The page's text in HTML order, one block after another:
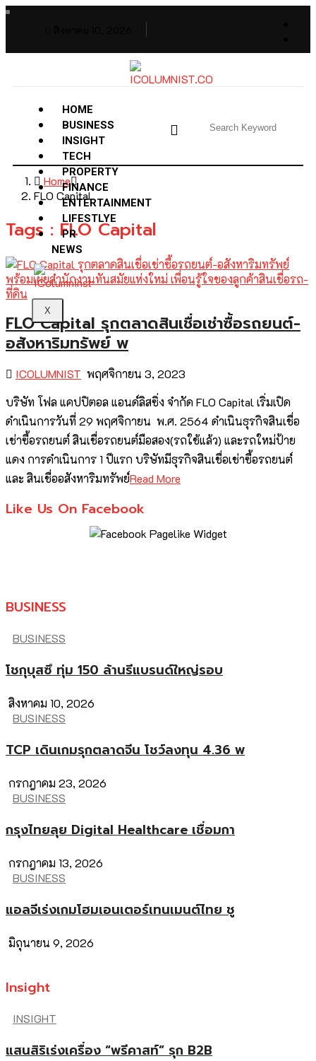
HOME
BUSINESS
INSIGHT
TECH
PROPERTY
FINANCE
ENTERTAINMENT
LIFESTLYE
PR
NEWS
X
Home
FLO Capital
Tags : FLO Capital
FLO Capital รุกตลาดสินเชื่อเช่าซื้อรถยนต์-
อสังหาริมทรัพย์ พ
ICOLUMNIST พฤศจิกายน 3, 2023
บริษัท โฟล แคปปิตอล แอนด์ลิสซิ่ง จำกัด FLO Capital เริ่มเปิด
ดำเนินการวันที่ 29 พฤศจิกายน พ.ศ. 2564 ดำเนินธุรกิจสินเชื่อ
เช่าซื้อรถยนต์ สินเชื่อรถยนต์มือสอง(รถใช้แล้ว) และรถใหม่ป้าย
แดง การดำเนินการ 1 ปีแรก บริษัทมีธุรกิจสินเชื่อเช่าซื้อรถยนต์
และ สินเชื่ออสังหาริมทรัพย์Read More
Like Us On Facebook
BUSINESS
BUSINESS
โชกุบุสซึ ทุ่ม 150 ล้านรีแบรนด์ใหญ่รอบ
สิงหาคม 10, 2026
BUSINESS
TCP เดินเกมรุกตลาดจีน โชว์ลงทุน 4.36 พ
กรกฎาคม 23, 2026
BUSINESS
กรุงไทยลุย Digital Healthcare เชื่อมกา
กรกฎาคม 13, 2026
BUSINESS
แอลจีเร่งเกมโฮมเอนเตอร์เทนเมนต์ไทย ชู
มิถุนายน 9, 2026
Insight
INSIGHT
แสนสิริเร่งเครื่อง “พรีคาสท์” รุก B2B